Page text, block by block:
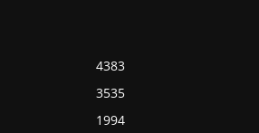
4383
3535
1994